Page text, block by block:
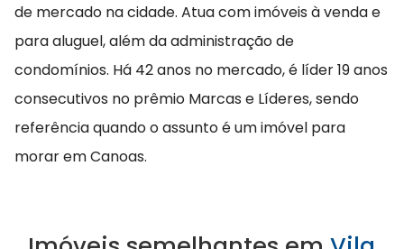
de mercado na cidade. Atua com imóveis à venda e
para aluguel, além da administração de
condomínios. Há 42 anos no mercado, é líder 19 anos
consecutivos no prêmio Marcas e Líderes, sendo
referência quando o assunto é um imóvel para
morar em Canoas.